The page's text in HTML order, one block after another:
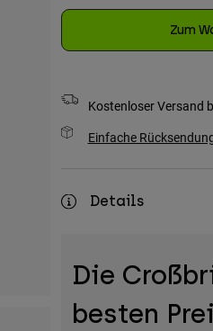
Zum
Kostenloser Versand
Einfache
Details
Die
besten